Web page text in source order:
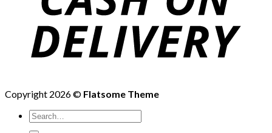
Copyright 2026 © Flatsome Theme
Search
for: